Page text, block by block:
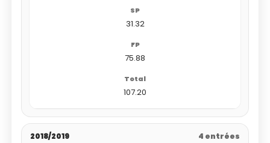
31.32
75.88
107.20
2018/2019 4 entrées